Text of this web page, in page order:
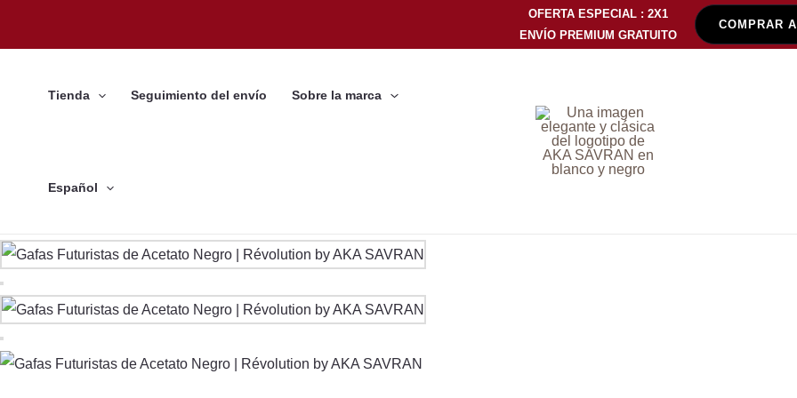
OFERTA ESPECIAL : 2X1
ENVÍO PREMIUM GRATUITO
COMPRAR
Tienda Seguimiento del envío Sobre la marca
Español
Gafas
de
acetato
Révolution
Noir